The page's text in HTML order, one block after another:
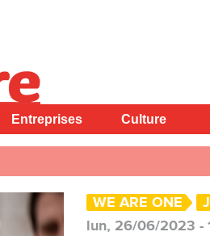
Entreprises Culture
WE ARE ONE
lun, 26/06/2023 -